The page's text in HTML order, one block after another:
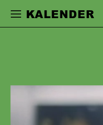
ZurKALENDER
sie an Häuser in
Regisseur:innen wie